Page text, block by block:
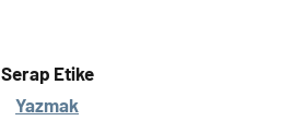
Serap Etike
Yazmak